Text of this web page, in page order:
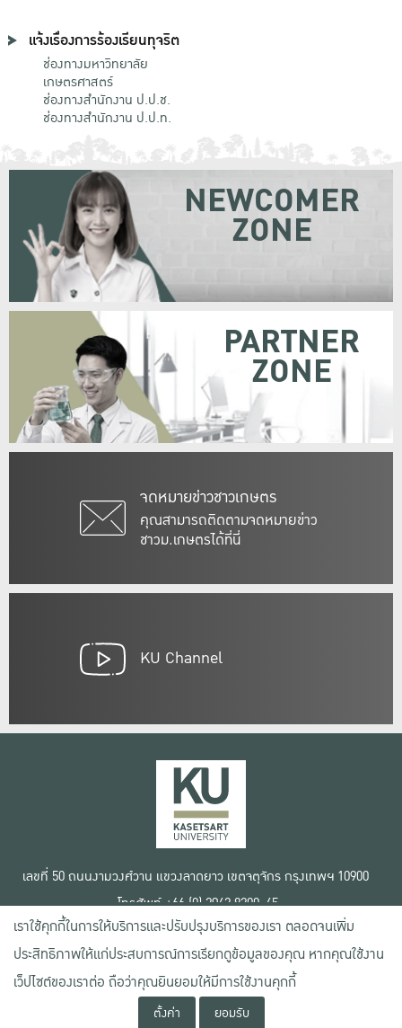
แจ้งเรื่องการร้องเรียนทุจริต
ช่องทางมหาวิทยาลัย
เกษตรศาสตร์
ช่องทางสำนักงาน ป.ป.ช.
ช่องทางสำนักงาน ป.ป.ท.
จดหมายข่าวชาวเกษตร
คุณสามารถติดตามจดหมายข่าว
ชาวม.เกษตรได้ที่นี่
NEWCOMER
ZONE
PARTNER
ZONE
KU Channel
เลขที่ 50 ถนนงามวงศ์วาน แขวงลาดยาว เขตจตุจักร กรุงเทพฯ 10900
โทรศัพท์ +66 (0) 2942 8200-45
สงวนลิขสิทธิ์ © 2020 มหาวิทยาลัยเกษตรศาสตร์
เงื่อนไขการใช้งานเว็บไซต์
ข้อตกลงด้านสิทธิ์ใช้งาน
นโยบายความเป็นส่วนตัว
เราใช้คุกกี้ในการให้บริการและปรับปรุงบริการของเรา ตลอดจนเพิ่ม
ประสิทธิภาพให้แก่ประสบการณ์การเรียกดูข้อมูลของคุณ หากคุณใช้งาน
เว็ปไซต์ของเราต่อ ถือว่าคุณยินยอมให้มีการใช้งานคุกกี้
ตั้งค่า ยอมรับ